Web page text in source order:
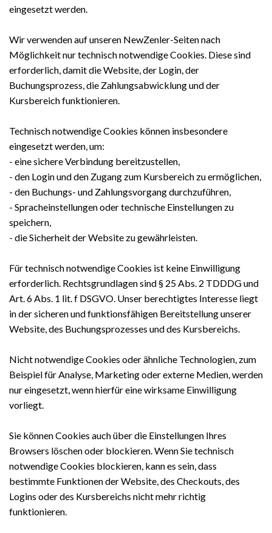
eingesetzt werden.
Wir verwenden auf unseren NewZenler-Seiten nach
Möglichkeit nur technisch notwendige Cookies. Diese sind
erforderlich, damit die Website, der Login, der
Buchungsprozess, die Zahlungsabwicklung und der
Kursbereich funktionieren.
Technisch notwendige Cookies können insbesondere
eingesetzt werden, um:
- eine sichere Verbindung bereitzustellen,
- den Login und den Zugang zum Kursbereich zu ermöglichen,
- den Buchungs- und Zahlungsvorgang durchzuführen,
- Spracheinstellungen oder technische Einstellungen zu
speichern,
- die Sicherheit der Website zu gewährleisten.
Für technisch notwendige Cookies ist keine Einwilligung
erforderlich. Rechtsgrundlagen sind § 25 Abs. 2 TDDDG und
Art. 6 Abs. 1 lit. f DSGVO. Unser berechtigtes Interesse liegt
in der sicheren und funktionsfähigen Bereitstellung unserer
Website, des Buchungsprozesses und des Kursbereichs.
Nicht notwendige Cookies oder ähnliche Technologien, zum
Beispiel für Analyse, Marketing oder externe Medien, werden
nur eingesetzt, wenn hierfür eine wirksame Einwilligung
vorliegt.
Sie können Cookies auch über die Einstellungen Ihres
Browsers löschen oder blockieren. Wenn Sie technisch
notwendige Cookies blockieren, kann es sein, dass
bestimmte Funktionen der Website, des Checkouts, des
Logins oder des Kursbereichs nicht mehr richtig
funktionieren.